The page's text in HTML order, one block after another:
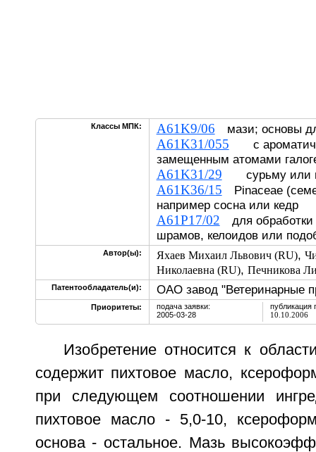
Классы МПК: A61K9/06 мази; основы
A61K31/055 с
замещенным атомами
A61K31/29 сурьму или
A61K36/15 Pinaceae
например сосна или кедр
A61P17/02 для обработки
шрамов, келоидов или
Автор(ы): Яхаев Михаил Львович (RU),
Николаевна (RU), Печникова
Патентообладатель(и): ОАО завод "Ветеринарные
Приоритеты:
подача заявки:
2005-03-28
публикация
10.10.2006
Изобретение относится к
содержит пихтовое масло,
при следующем соотношении
пихтовое масло - 5,0-10,
основа - остальное. Мазь